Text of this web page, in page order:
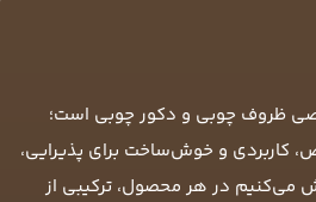
ظروف چوبی و دکور چوبی است؛
کاربردی و خوش‌ساخت برای پذیرایی،
می‌کنیم در هر محصول، ترکیبی از